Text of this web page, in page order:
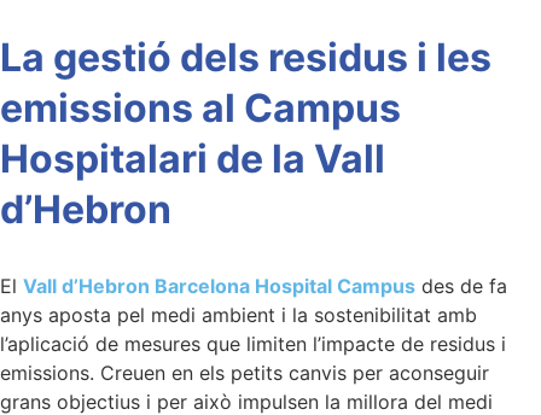
La gestió dels residus i les
emissions al Campus
Hospitalari de la Vall
d’Hebron
El Vall d’Hebron Barcelona Hospital Campus des de fa
anys aposta pel medi ambient i la sostenibilitat amb
l’aplicació de mesures que limiten l’impacte de residus i
emissions. Creuen en els petits canvis per aconseguir
grans objectius i per això impulsen la millora del medi